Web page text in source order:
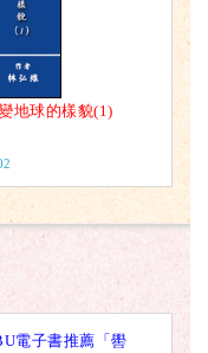
地球的樣貌(1)
電子書推薦「嚳